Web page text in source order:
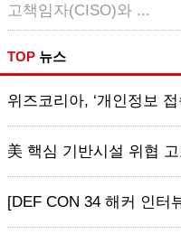
고책임자(CISO)와 ...
TOP 뉴스
위즈코리아, ‘개인정보
美 핵심 기반시설 위협
[DEF CON 34 해커 인터